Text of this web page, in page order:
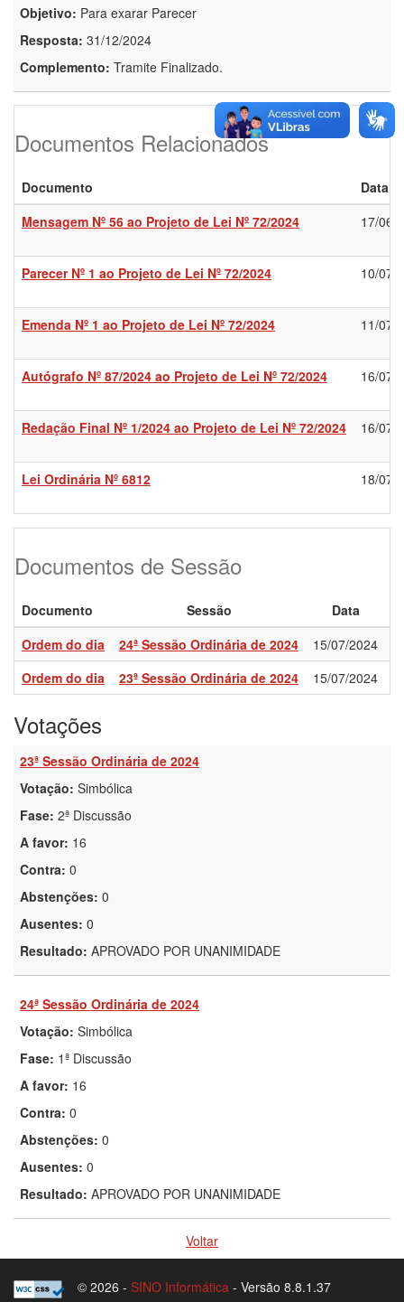
Objetivo: Para exarar Parecer
Resposta: 31/12/2024
Complemento: Tramite Finalizado.
Documentos Relacionados
Documento
Data
Mensagem Nº 56 ao Projeto de Lei Nº 72/2024
17/06/
Parecer Nº 1 ao Projeto de Lei Nº 72/2024 10/07/
Emenda Nº 1 ao Projeto de Lei Nº 72/2024 11/07/
Autógrafo Nº 87/2024 ao Projeto de Lei Nº 72/2024 16/07/
Redação Final Nº 1/2024 ao Projeto de Lei Nº 72/2024 16/07/
Lei Ordinária Nº 6812 18/07/
Documentos de Sessão
Documento Sessão
Data
Ordem do dia
24ª Sessão Ordinária de 2024 15/07/2024
Ordem do dia
23ª Sessão Ordinária de 2024 15/07/2024
Votações
23ª Sessão Ordinária de 2024
Votação: Simbólica
Fase: 2ª Discussão
A favor: 16
Contra: 0
Abstenções: 0
Ausentes: 0
Resultado: APROVADO POR UNANIMIDADE
24ª Sessão Ordinária de 2024
Votação: Simbólica
Fase: 1ª Discussão
A favor: 16
Contra: 0
Abstenções: 0
Ausentes: 0
Resultado: APROVADO POR UNANIMIDADE
Voltar
© 2026 - SINO Informática- Versão 8.8.1.37